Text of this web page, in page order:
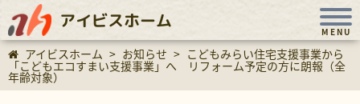
アイビスホーム
MENU
アイビスホーム > お知らせ > こどもみらい住宅支援事業から
「こどもエコすまい支援事業」へ リフォーム予定の方に朗報（全
年齢対象）